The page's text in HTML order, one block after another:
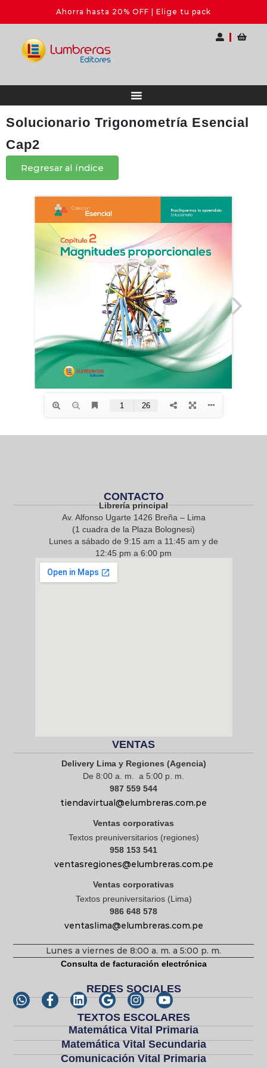
Ahorra hasta 20% OFF | Elige tu pack
Solucionario Trigonometría Esencial
Cap2
Regresar al índice
CONTACTO
Librería principal
Av. Alfonso Ugarte 1426 Breña – Lima
(1 cuadra de la Plaza Bolognesi)
Lunes a sábado de 9:15 am a 11:45 am y de
12:45 pm a 6:00 pm
968 217 912
VENTAS
Delivery Lima y Regiones (Agencia)
De 8:00 a. m. a 5:00 p. m.
987 559 544
tiendavirtual@elumbreras.com.pe
Ventas corporativas
Textos preuniversitarios (regiones)
958 153 541
ventasregiones@elumbreras.com.pe
Ventas corporativas
Textos preuniversitarios (Lima)
986 648 578
ventaslima@elumbreras.com.pe
Lunes a viernes de 8:00 a. m. a 5:00 p. m.
Consulta de facturación electrónica
REDES SOCIALES
TEXTOS ESCOLARES
Matemática Vital Primaria
Matemática Vital Secundaria
Comunicación Vital Primaria